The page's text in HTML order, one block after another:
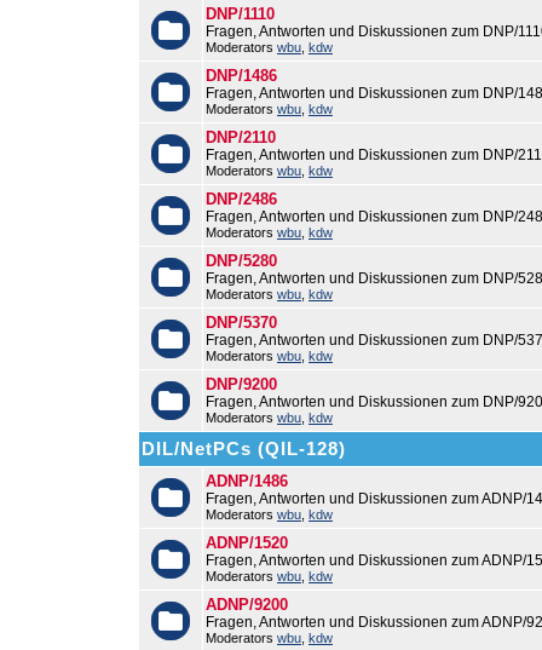
DNP/1110
Fragen, Antworten und Diskussionen zum DNP/
Moderators wbu kdw
DNP/1486
Fragen, Antworten und Diskussionen zum DNP/
Moderators wbu kdw
DNP/2110
Fragen, Antworten und Diskussionen zum DNP/
Moderators wbu kdw
DNP/2486
Fragen, Antworten und Diskussionen zum DNP/
Moderators wbu kdw
DNP/5280
Fragen, Antworten und Diskussionen zum DNP/
Moderators wbu kdw
DNP/5370
Fragen, Antworten und Diskussionen zum DNP/
Moderators wbu kdw
DNP/9200
Fragen, Antworten und Diskussionen zum DNP/
Moderators wbu kdw
DIL/NetPCs (QIL-128)
ADNP/1486
Fragen, Antworten und Diskussionen zum ADNP/
Moderators wbu kdw
ADNP/1520
Fragen, Antworten und Diskussionen zum ADNP/
Moderators wbu kdw
ADNP/9200
Fragen, Antworten und Diskussionen zum ADNP/
Moderators wbu kdw